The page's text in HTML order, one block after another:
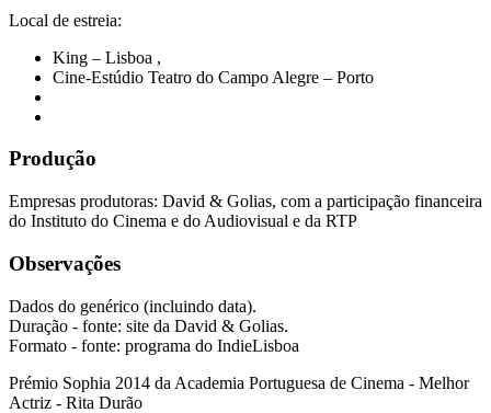
Local de estreia:
King – Lisboa ,
Cine-Estúdio Teatro do Campo Alegre – Porto
Produção
Empresas produtoras: David & Golias, com a participação financeira
do Instituto do Cinema e do Audiovisual e da RTP
Observações
Dados do genérico (incluindo data).
Duração - fonte: site da David & Golias.
Formato - fonte: programa do IndieLisboa
Prémio Sophia 2014 da Academia Portuguesa de Cinema - Melhor
Actriz - Rita Durão